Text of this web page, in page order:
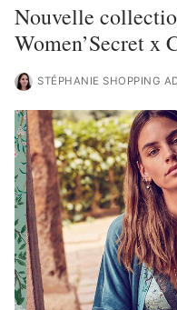
Nouvelle
Women’Secret x
STÉPHANIE SHOPPING